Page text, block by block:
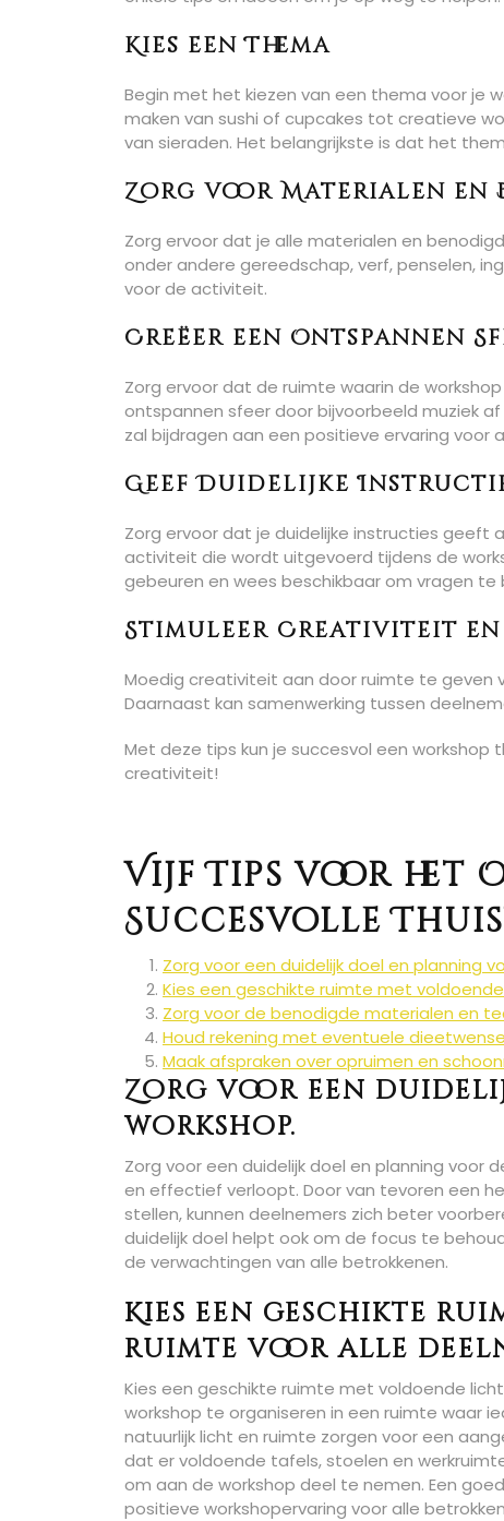
Kies een Thema
Begin met het kiezen van een thema voor je
maken van sushi of cupcakes tot creatieve
van sieraden. Het belangrijkste is dat het
Zorg voor Materialen en
Zorg ervoor dat je alle materialen en
onder andere gereedschap, verf, penselen,
voor de activiteit.
Creëer een Ontspannen
Zorg ervoor dat de ruimte waarin de
ontspannen sfeer door bijvoorbeeld muziek
zal bijdragen aan een positieve ervaring voor
Geef Duidelijke
Zorg ervoor dat je duidelijke instructies geeft
activiteit die wordt uitgevoerd tijdens de
gebeuren en wees beschikbaar om vragen te
Stimuleer Creativiteit en
Moedig creativiteit aan door ruimte te geven
Daarnaast kan samenwerking tussen
Met deze tips kun je succesvol een workshop
creativiteit!
Vijf Tips voor het
Succesvolle
Zorg voor een duidelijk doel en planning
Kies een geschikte ruimte met
Zorg voor de benodigde materialen en
Houd rekening met eventuele
Maak afspraken over opruimen en
Zorg voor een
workshop.
Zorg voor een duidelijk doel en planning
en effectief verloopt. Door van tevoren een
stellen, kunnen deelnemers zich beter
duidelijk doel helpt ook om de focus te
de verwachtingen van alle betrokkenen.
Kies een geschikte
ruimte voor alle
Kies een geschikte ruimte met voldoende
workshop te organiseren in een ruimte waar
natuurlijk licht en ruimte zorgen voor een
dat er voldoende tafels, stoelen en
om aan de workshop deel te nemen. Een
positieve workshopervaring voor alle